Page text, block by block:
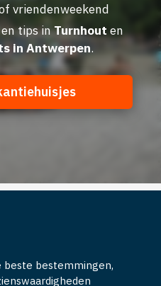
vriendenweekend
tips inTurnhout en
in Antwerpen.
beste bestemmingen,